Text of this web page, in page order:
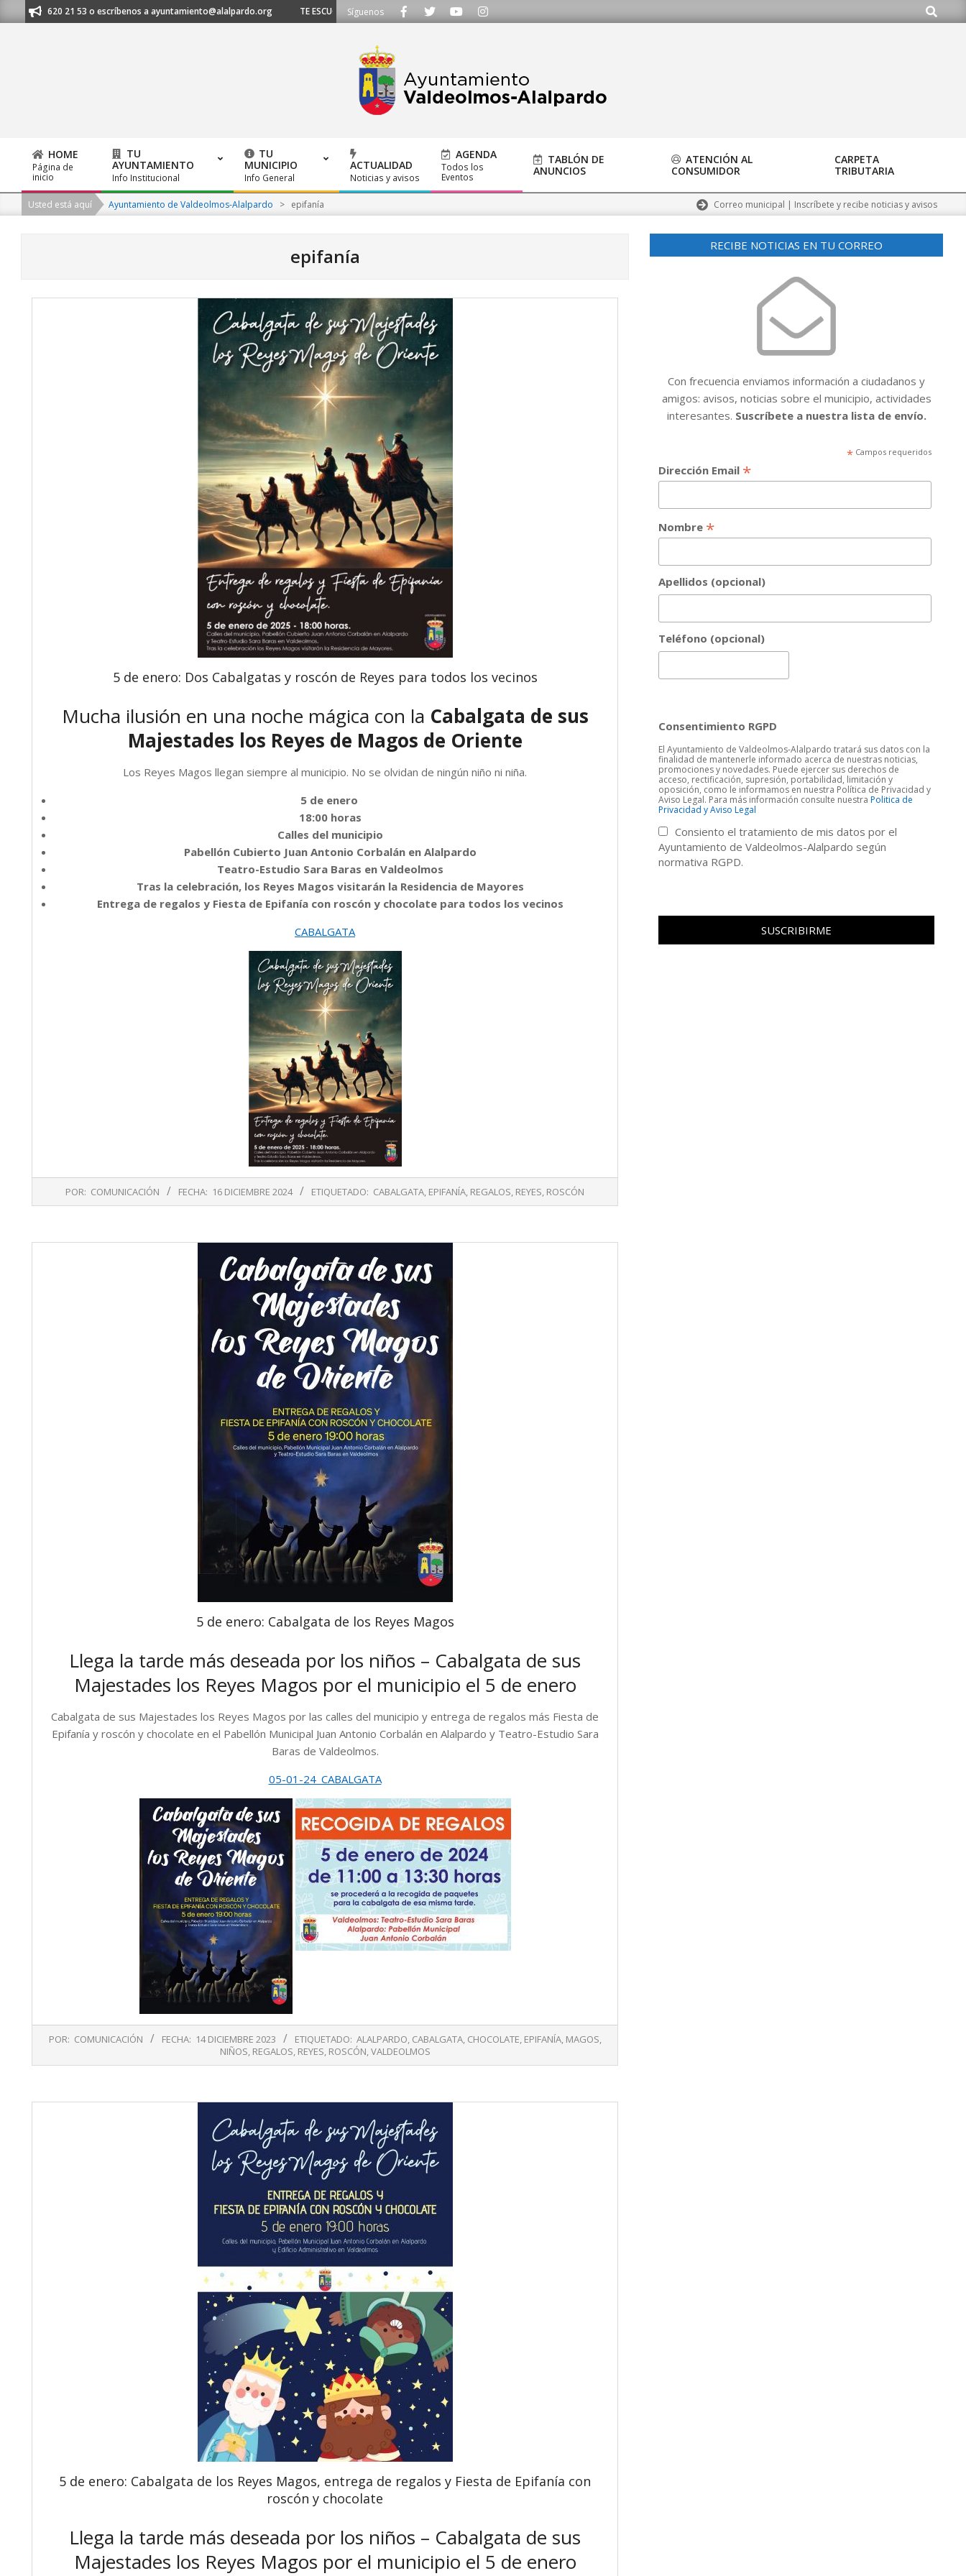
to
al 91 620 21 53 o escríbenos a ayuntamiento@alalpardo.org TE ESCUCHAMOS - Llámanos al 91 620 21 53 o escríbenos a ayuntamiento@alalpardo.org
Síguenos Buscar
Primary
Navigation
Menu
HOME
Página de
inicio
TU
AYUNTAMIENTO
Info Institucional
TU
MUNICIPIO
Info General
ACTUALIDAD
Noticias y avisos
AGENDA
Todos los
Eventos
TABLÓN DE
ANUNCIOS
ATENCIÓN AL
CONSUMIDOR
CARPETA
TRIBUTARIA
Usted está aquí Ayuntamiento de Valdeolmos-Alalpardo > epifanía Correo municipal | Inscríbete y recibe noticias y avisos
epifanía
5 de enero: Dos Cabalgatas y roscón de Reyes para todos los vecinos
Mucha ilusión en una noche mágica con la Cabalgata de sus
Majestades los Reyes de Magos de Oriente
Los Reyes Magos llegan siempre al municipio. No se olvidan de ningún niño ni niña.
5 de enero
18:00 horas
Calles del municipio
Pabellón Cubierto Juan Antonio Corbalán en Alalpardo
Teatro-Estudio Sara Baras en Valdeolmos
Tras la celebración, los Reyes Magos visitarán la Residencia de Mayores
Entrega de regalos y Fiesta de Epifanía con roscón y chocolate para todos los vecinos
CABALGATA
POR: COMUNICACIÓN FECHA: 16 DICIEMBRE 2024 ETIQUETADO: CABALGATA, EPIFANÍA, REGALOS, REYES, ROSCÓN
5 de enero: Cabalgata de los Reyes Magos
Llega la tarde más deseada por los niños – Cabalgata de sus
Majestades los Reyes Magos por el municipio el 5 de enero
Cabalgata de sus Majestades los Reyes Magos por las calles del municipio y entrega de regalos más Fiesta de
Epifanía y roscón y chocolate en el Pabellón Municipal Juan Antonio Corbalán en Alalpardo y Teatro-Estudio Sara
Baras de Valdeolmos.
05-01-24_CABALGATA
14
POR: COMUNICACIÓN FECHA: 14 DICIEMBRE 2023 ETIQUETADO: ALALPARDO, CABALGATA, CHOCOLATE, EPIFANÍA, MAGOS,
NIÑOS, REGALOS, REYES, ROSCÓN,VALDEOLMOS
5 de enero: Cabalgata de los Reyes Magos, entrega de regalos y Fiesta de Epifanía con
roscón y chocolate
Llega la tarde más deseada por los niños – Cabalgata de sus
Majestades los Reyes Magos por el municipio el 5 de enero
RECIBE NOTICIAS EN TU CORREO
Con frecuencia enviamos información a ciudadanos y
amigos: avisos, noticias sobre el municipio, actividades
interesantes. Suscríbete a nuestra lista de envío.
* Campos requeridos
Dirección Email *
Nombre *
Apellidos (opcional)
Teléfono (opcional)
Consentimiento RGPD
El Ayuntamiento de Valdeolmos-Alalpardo tratará sus datos con la
finalidad de mantenerle informado acerca de nuestras noticias,
promociones y novedades. Puede ejercer sus derechos de
acceso, rectificación, supresión, portabilidad, limitación y
oposición, como le informamos en nuestra Política de Privacidad y
Aviso Legal. Para más información consulte nuestraPolitica de
Privacidad y Aviso Legal
Consiento el tratamiento de mis datos por el
Ayuntamiento de Valdeolmos-Alalpardo según
normativa RGPD.